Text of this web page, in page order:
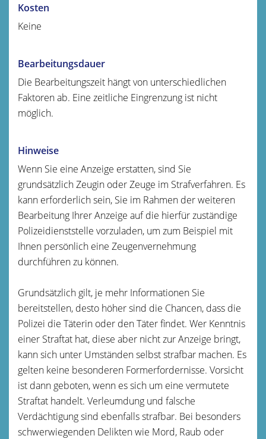
Kosten
Keine
Bearbeitungsdauer
Die Bearbeitungszeit hängt von unterschiedlichen
Faktoren ab. Eine zeitliche Eingrenzung ist nicht
möglich.
Hinweise
Wenn Sie eine Anzeige erstatten, sind Sie
grundsätzlich Zeugin oder Zeuge im Strafverfahren. Es
kann erforderlich sein, Sie im Rahmen der weiteren
Bearbeitung Ihrer Anzeige auf die hierfür zuständige
Polizeidienststelle vorzuladen, um zum Beispiel mit
Ihnen persönlich eine Zeugenvernehmung
durchführen zu können.
Grundsätzlich gilt, je mehr Informationen Sie
bereitstellen, desto höher sind die Chancen, dass die
Polizei die Täterin oder den Täter findet. Wer Kenntnis
einer Straftat hat, diese aber nicht zur Anzeige bringt,
kann sich unter Umständen selbst strafbar machen. Es
gelten keine besonderen Formerfordernisse. Vorsicht
ist dann geboten, wenn es sich um eine vermutete
Straftat handelt. Verleumdung und falsche
Verdächtigung sind ebenfalls strafbar. Bei besonders
schwerwiegenden Delikten wie Mord, Raub oder